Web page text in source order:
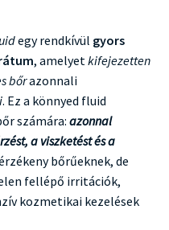
egy rendkívül gyors
, amelyet kifejezetten
bőrazonnali
. Ez a könnyed fluid
számára: azonnal
a viszketést és a
bőrűeknek, de
fellépő irritációk,
kozmetikai kezelések